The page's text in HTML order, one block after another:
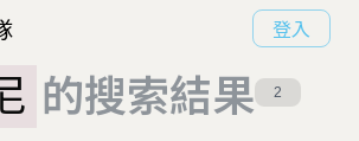
登入
的搜索結果 2